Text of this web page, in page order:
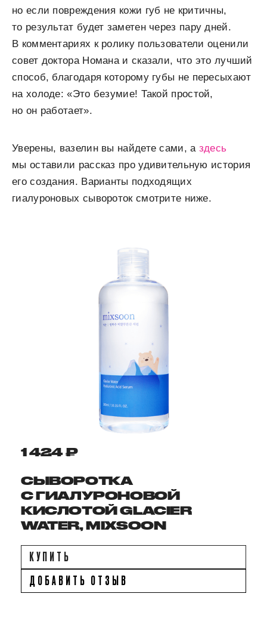
но если повреждения кожи губ не критичны,
то результат будет заметен через пару дней.
В комментариях к ролику пользователи оценили
совет доктора Номана и сказали, что это лучший
способ, благодаря которому губы не пересыхают
на холоде: «Это безумие! Такой простой,
но он работает».
Уверены, вазелин вы найдете сами, а здесь
мы оставили рассказ про удивительную история
его создания. Варианты подходящих
гиалуроновых сывороток смотрите ниже.
1 424 ₽
СЫВОРОТКА
С ГИАЛУРОНОВОЙ
КИСЛОТОЙ GLACIER
WATER, MIXSOON
КУПИТЬ
ДОБАВИТЬ ОТЗЫВ